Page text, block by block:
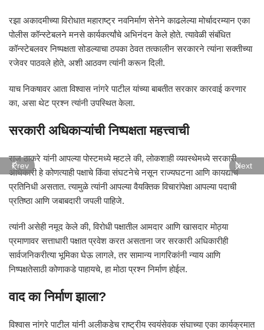
रझा अकादमीच्या विरोधात महाराष्ट्र नवनिर्माण सेनेने काढलेल्या मोर्चादरम्यान एका
पोलीस कॉन्स्टेबलने मनसे कार्यकर्त्यांचे अभिनंदन केले होते. त्यावेळी संबंधित
कॉन्स्टेबलवर निष्पक्षता सोडल्याचा ठपका ठेवत तत्कालीन सरकारने त्यांना सक्तीच्या
रजेवर पाठवले होते, अशी आठवण त्यांनी करून दिली.
याच निकषावर आता विश्वास नांगरे पाटील यांच्या बाबतीत सरकार कारवाई करणार
का, असा थेट प्रश्न त्यांनी उपस्थित केला.
सरकारी अधिकाऱ्यांची निष्पक्षता महत्त्वाची
राज ठाकरे यांनी आपल्या पोस्टमध्ये म्हटले की, लोकशाही व्यवस्थेमध्ये सरकारी
अधिकारी हे कोणत्याही पक्षाचे किंवा संघटनेचे नसून राज्यघटना आणि कायद्याचे
प्रतिनिधी असतात. त्यामुळे त्यांनी आपल्या वैयक्तिक विचारांपेक्षा आपल्या पदाची
प्रतिष्ठा आणि जबाबदारी जपली पाहिजे.
त्यांनी असेही नमूद केले की, विरोधी पक्षातील आमदार आणि खासदार मोठ्या
प्रमाणावर सत्ताधारी पक्षात प्रवेश करत असताना जर सरकारी अधिकारीही
सार्वजनिकरीत्या भूमिका घेऊ लागले, तर सामान्य नागरिकांनी न्याय आणि
निष्पक्षतेसाठी कोणाकडे पाहायचे, हा मोठा प्रश्न निर्माण होईल.
वाद का निर्माण झाला?
विश्वास नांगरे पाटील यांनी अलीकडेच राष्ट्रीय स्वयंसेवक संघाच्या एका कार्यक्रमात
Prev Next